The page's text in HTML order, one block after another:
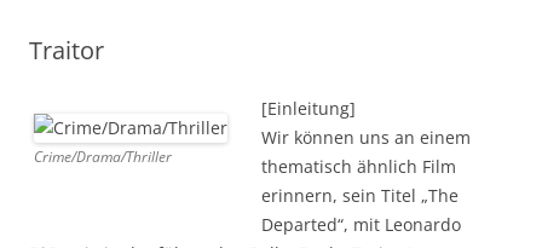
Traitor
Crime/Drama/Thriller
[Einleitung]
Wir können uns an einem
thematisch ähnlich Film
erinnern, sein Titel „The
Departed“, mit Leonardo